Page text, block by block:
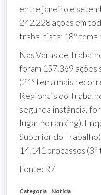
entre janeiro e
242.228 ações em
trabalhista: 18º tema
Nas Varas de
foram 157.369 ações
(21º tema mais
Regionais do
segunda instância,
lugar no ranking).
Superior do
14.141 processos (3º
Fonte: R7
Categoria Notícia